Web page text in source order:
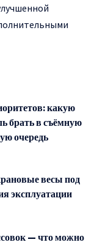
какую
брать в съёмную
очередь
весы под
эксплуатации
— что можно